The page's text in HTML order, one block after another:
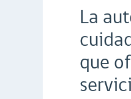
La
que